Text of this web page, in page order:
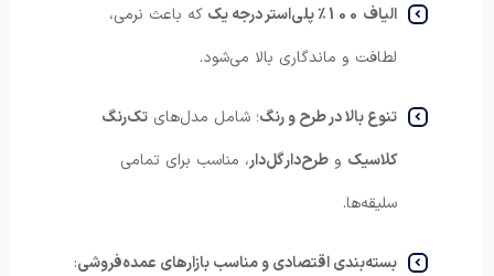
الیاف 100٪ پلی‌استر درجه یک
که باعث نرمی،
لطافت و ماندگاری بالا می‌شود.
تنوع بالا در طرح و رنگ؛ شامل مدل‌های تک‌رنگ
کلاسیک و طرح‌دار گل‌دار، مناسب برای تمامی
سلیقه‌ها.
بسته‌بندی اقتصادی و مناسب بازارهای عمده‌فروشی: